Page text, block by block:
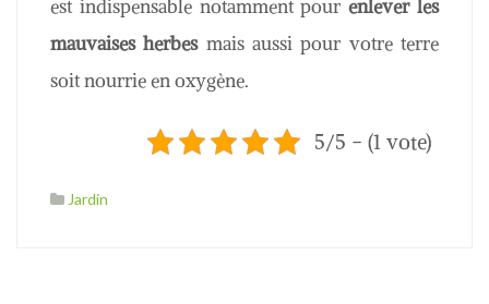
est indispensable notamment pourenlever les
mauvaises herbesmais aussi pour votre terre
soit nourrie en oxygène.
5/5 - (1 vote)
Jardin